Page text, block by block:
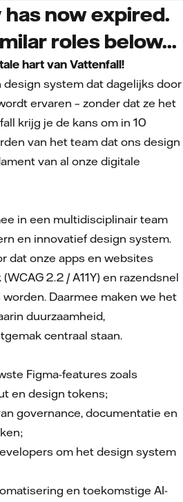
now expired.
roles below...
hart van Vattenfall!
design system dat dagelijks door
ervaren – zonder dat ze het
krijg je de kans om in 10
van het team dat ons design
van al onze digitale
in een multidisciplinair team
en innovatief design system.
dat onze apps en websites
2.2 / A11Y) en razendsnel
Daarmee maken we het
duurzaamheid,
centraal staan.
Figma-features zoals
en design tokens;
governance, documentatie en
om het design system
en toekomstige AI-